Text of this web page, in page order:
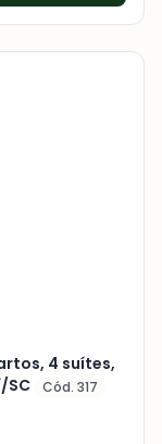
4 suítes,
SC
Cód. 317